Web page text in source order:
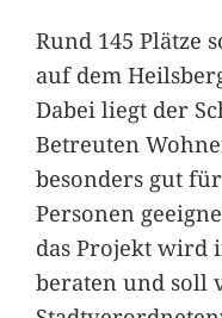
Rund 145 Plätze
auf dem
Dabei liegt der
Betreuten
besonders gut
Personen
das Projekt wird
beraten und soll